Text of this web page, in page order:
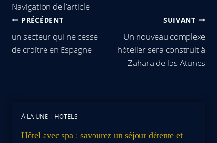
Navigation de l’article
PRÉCÉDENT
un secteur qui ne cesse
de croître en Espagne
SUIVANT
Un nouveau complexe
hôtelier sera construit à
Zahara de los Atunes
À LA UNE | HOTELS
Hôtel avec spa : savourez un séjour détente et